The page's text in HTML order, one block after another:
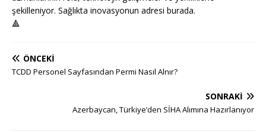
şekilleniyor. Sağlıkta inovasyonun adresi burada.
🔺
ÖNCEKI
TCDD Personel Sayfasından Permi Nasıl Alnır?
SONRAKI
Azerbaycan, Türkiye’den SİHA Alımına Hazırlanıyor